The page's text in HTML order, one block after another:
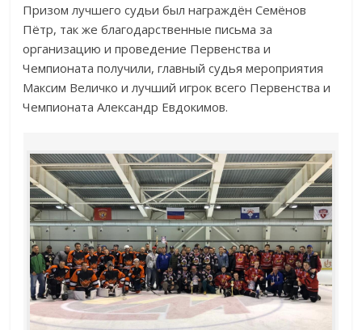
Призом лучшего судьи был награждён Семёнов
Пётр, так же благодарственные письма за
организацию и проведение Первенства и
Чемпионата получили, главный судья мероприятия
Максим Величко и лучший игрок всего Первенства и
Чемпионата Александр Евдокимов.